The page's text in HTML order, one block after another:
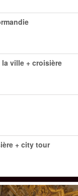
ville + croisière
+ city tour